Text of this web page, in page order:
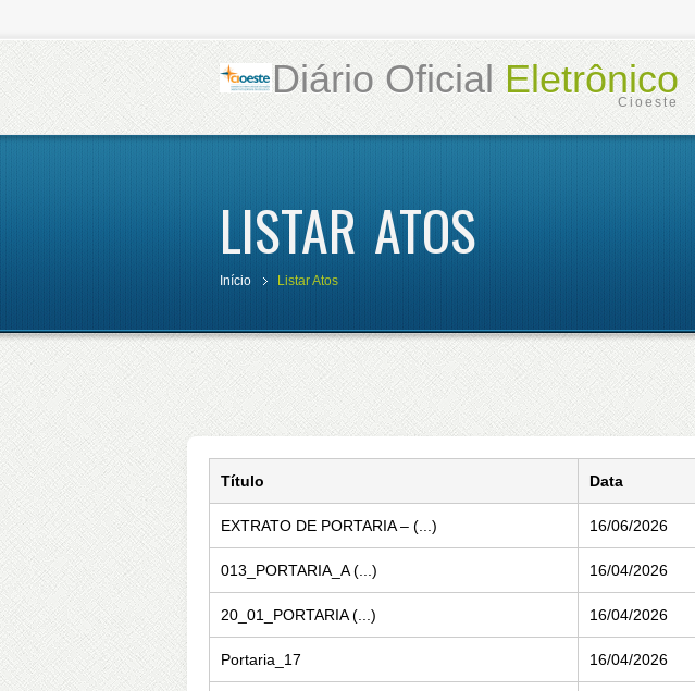
Diário OficialEletrônico
Cioeste
LISTAR ATOS
Início Listar Atos
Título Data
EXTRATO DE PORTARIA – (...) 16/06/2026
013_PORTARIA_A (...) 16/04/2026
20_01_PORTARIA (...) 16/04/2026
Portaria_17 16/04/2026